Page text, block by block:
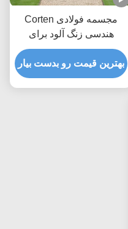
مجسمه فولادی Corten
هندسی زنگ آلود برای
تزئینات باغ های بیرونی و
هنر چشم انداز
بهترین قیمت رو بدست بیار